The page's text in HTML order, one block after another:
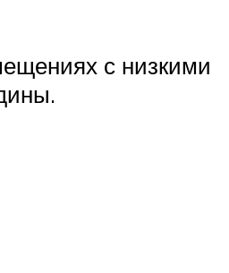
с низкими